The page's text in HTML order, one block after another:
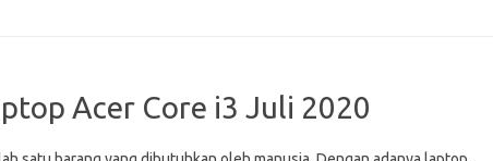
Acer Core i3 Juli 2020